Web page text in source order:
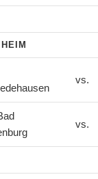
HEIM
vs.
vs.